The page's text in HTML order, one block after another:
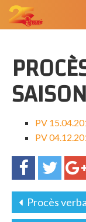
PV
PV
Procès